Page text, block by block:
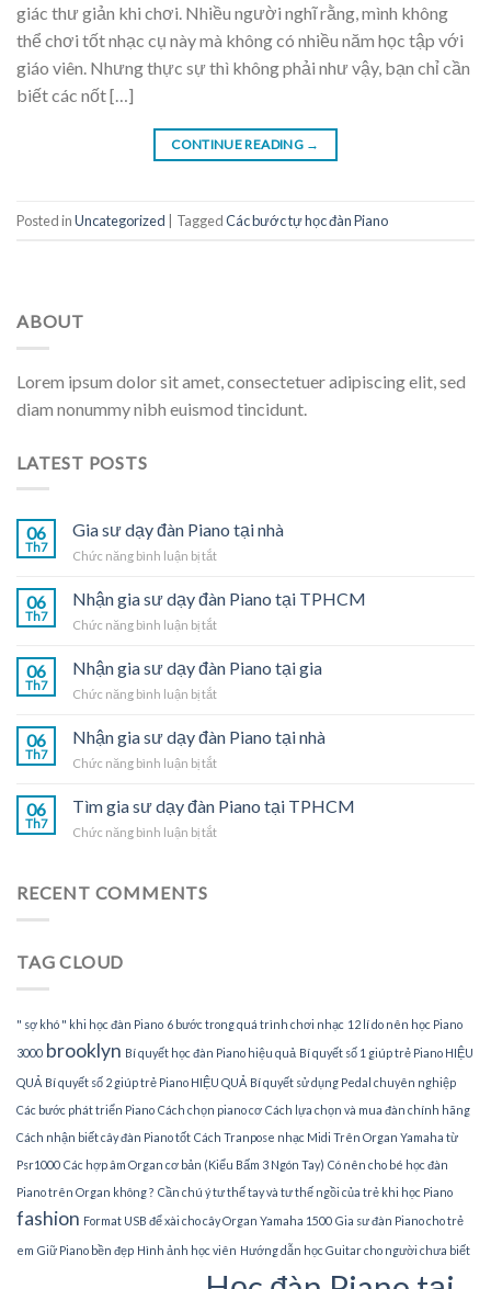
giác thư giản khi chơi. Nhiều người nghĩ rằng, mình không
thể chơi tốt nhạc cụ này mà không có nhiều năm học tập với
giáo viên. Nhưng thực sự thì không phải như vậy, bạn chỉ cần
biết các nốt […]
CONTINUE READING →
Posted inUncategorized TaggedCác bước tự học đàn Piano
ABOUT
Lorem ipsum dolor sit amet, consectetuer adipiscing elit, sed
diam nonummy nibh euismod tincidunt.
LATEST POSTS
06
Th7
Gia sư dạy đàn Piano tại nhà
Chức năng bình luận bị tắtở
đàn
tại
06
Th7
Nhận gia sư dạy đàn Piano tại TPHCM
Chức năng bình luận bị tắtở
gia
dạy
Piano
06
Th7
Nhận gia sư dạy đàn Piano tại gia
Chức năng bình luận bị tắtở
gia
dạy
Piano
06
Th7
Nhận gia sư dạy đàn Piano tại nhà
Chức năng bình luận bị tắtở
gia
dạy
06
Th7
Tìm gia sư dạy đàn Piano tại TPHCM
Chức năng bình luận bị tắtở
RECENT COMMENTS
TAG CLOUD
" sợ khó " khi học đàn Piano 6 bước trong quá trình chơi nhạc 12 lí do nên học Piano
3000 brooklyn Bí quyết học đàn Piano hiệu quả Bí quyết số 1 giúp trẻ Piano HIỆU
QUẢ Bí quyết số 2 giúp trẻ Piano HIỆU QUẢ Bí quyết sử dụng Pedal chuyên nghiệp
Các bước phát triển Piano Cách chọn piano cơ Cách lựa chọn và mua đàn chính hãng
Cách nhận biết cây đàn Piano tốt Cách Tranpose nhạc Midi Trên Organ Yamaha từ
Psr1000 Các hợp âm Organ cơ bản (Kiểu Bấm 3 Ngón Tay) Có nên cho bé học đàn
Piano trên Organ không ? Cần chú ý tư thế tay và tư thế ngồi của trẻ khi học Piano
fashion Format USB để xài cho cây Organ Yamaha 1500 Gia sư đàn Piano cho trẻ
em Giữ Piano bền đẹp Hình ảnh học viên Hướng dẫn học Guitar cho người chưa biết